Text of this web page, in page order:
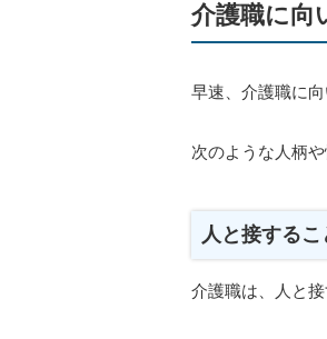
介護職に向
早速、介護職に
次のような人柄
人と接する
介護職は、人と接